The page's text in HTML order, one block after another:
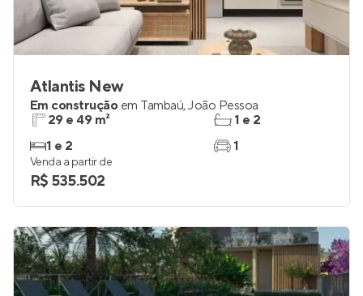
Atlantis New
Em construção em Tambaú,João Pessoa
29 e 49 m²
1 e 2
1 e 2
1
Venda a partir de
R$ 535.502